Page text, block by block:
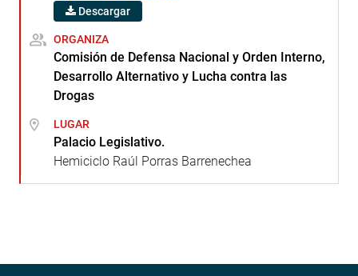
Descargar
ORGANIZA
Comisión de Defensa Nacional y Orden Interno,
Desarrollo Alternativo y Lucha contra las
Drogas
LUGAR
Palacio Legislativo.
Hemiciclo Raúl Porras Barrenechea